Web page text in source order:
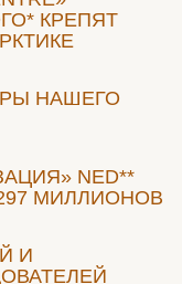
КРЕПЯТ
НАШЕГО
NED**
МИЛЛИОНОВ
И